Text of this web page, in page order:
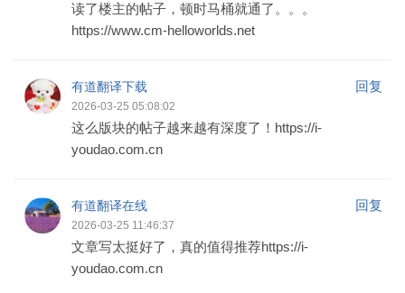
读了楼主的帖子，顿时马桶就通了。。。
https://www.cm-helloworlds.net
有道翻译下载 回复
2026-03-25 05:08:02
这么版块的帖子越来越有深度了！https://i-
youdao.com.cn
有道翻译在线 回复
2026-03-25 11:46:37
文章写太挺好了，真的值得推荐https://i-
youdao.com.cn